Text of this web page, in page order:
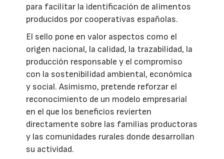
para facilitar la identificación de alimentos
producidos por cooperativas españolas.
El sello pone en valor aspectos como el
origen nacional, la calidad, la trazabilidad, la
producción responsable y el compromiso
con la sostenibilidad ambiental, económica
y social. Asimismo, pretende reforzar el
reconocimiento de un modelo empresarial
en el que los beneficios revierten
directamente sobre las familias productoras
y las comunidades rurales donde desarrollan
su actividad.